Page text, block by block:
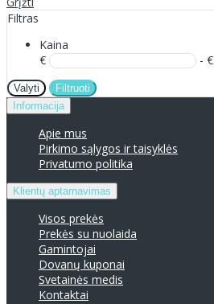
Filtras
Kaina
€
- €
Valyti
Filtruoti
Informacija
Apie mus
Pirkimo sąlygos ir taisyklės
Privatumo politika
Klientų aptarnavimas
Visos prekės
Prekės su nuolaida
Gamintojai
Dovanų kuponai
Svetainės medis
Kontaktai